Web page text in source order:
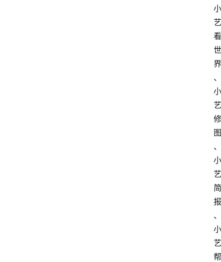
小
艺
看
世
界
、
小
艺
修
图
、
小
艺
简
报
、
小
艺
帮